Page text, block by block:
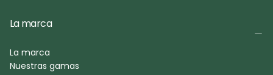
La marca
La marca
Nuestras gamas